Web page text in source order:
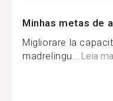
Minhas metas de
Migliorare la
madrelingu...Leia